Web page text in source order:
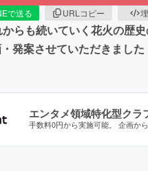
で送る URLコピー
らも続いていく花火の歴
発案させていただきました
エンタメ領域特化型クラ
手数料0円から実施可能。 企画か